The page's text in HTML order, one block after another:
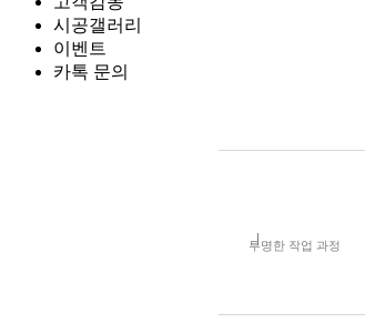
시공갤러리
이벤트
카톡 문의
투명한 작업 과정